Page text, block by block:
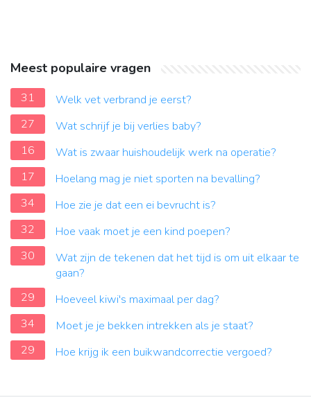
Meest populaire vragen
31
Welk vet verbrand je eerst?
27
Wat schrijf je bij verlies baby?
16
Wat is zwaar huishoudelijk werk na operatie?
17
Hoelang mag je niet sporten na bevalling?
34
Hoe zie je dat een ei bevrucht is?
32
Hoe vaak moet je een kind poepen?
30
Wat zijn de tekenen dat het tijd is om uit elkaar te
gaan?
29
Hoeveel kiwi's maximaal per dag?
34
Moet je je bekken intrekken als je staat?
29
Hoe krijg ik een buikwandcorrectie vergoed?